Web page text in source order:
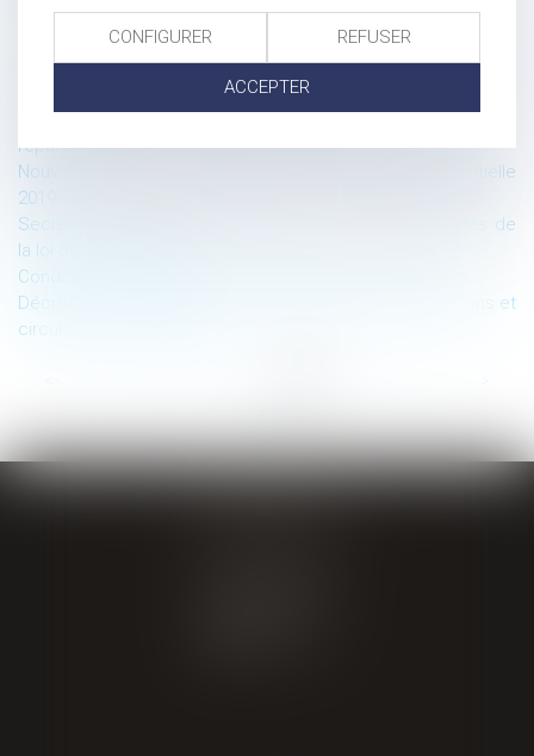
au sens de la directive-cadre du 7 mars 2002
Les nouveaux seuils de définition des « petites entreprises »
issu du décret du 29 mai 2019 et les allègements des
formalités comptables issues de la loi PACTE
Devoir de mise en garde du banquier : la notion de préjudice
réparable
Nouvelle formation E-Learning : Actualité jurisprudentielle
2019.
Secret des affaires de procédure civile : les nouveautés de
la loi du 23 mars 2019
Conditions de licéité de la géolocalisation des salariés
Décret du 28 novembre 2018 : abrogration des instructions et
circulaires non publiées
>>
CONFIGURER REFUSER
ACCEPTER